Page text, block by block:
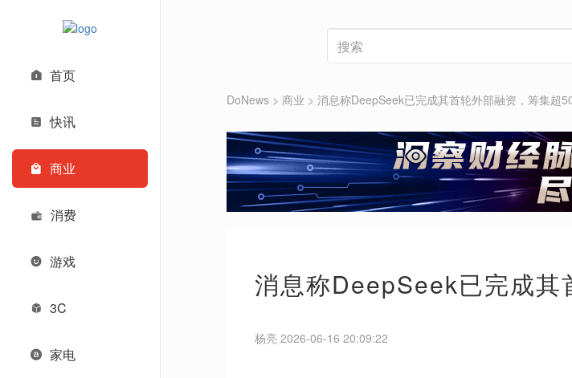
首页
快讯
商业
消费
游戏
3C
家电
DoNews > 商业 > 消息称DeepSeek已完成其首轮外部融资，筹集超
消息称DeepSeek已完成其
杨亮 2026-06-16 20:09:22